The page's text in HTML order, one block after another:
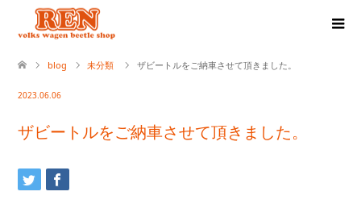
blog 未分類 ザビートルをご納車させて頂きました。
2023.06.06
ザビートルをご納車させて頂きました。